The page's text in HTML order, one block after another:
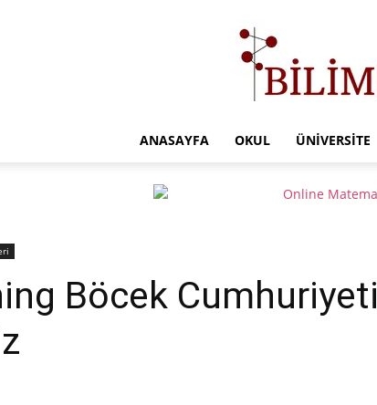
ANASAYFA OKUL ÜNIVERSITE
Böcek Cumhuriyeti